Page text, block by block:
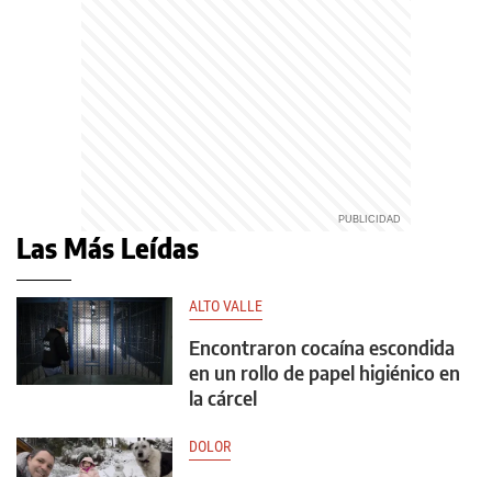
Las Más Leídas
ALTO VALLE
Encontraron cocaína escondida
en un rollo de papel higiénico en
la cárcel
DOLOR